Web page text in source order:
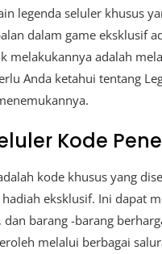
legenda seluler khusus
dalam game eksklusif
melakukannya adalah
Anda ketahui tentang
Kode
kode khusus yang
eksklusif. Ini dapat
barang -barang
melalui berbagai